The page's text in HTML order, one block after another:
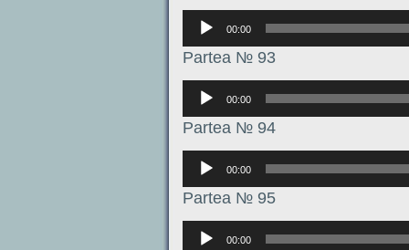
Аудиоплеер
00:00
Partea № 93
Аудиоплеер
00:00
Partea № 94
Аудиоплеер
00:00
Partea № 95
Аудиоплеер
00:00